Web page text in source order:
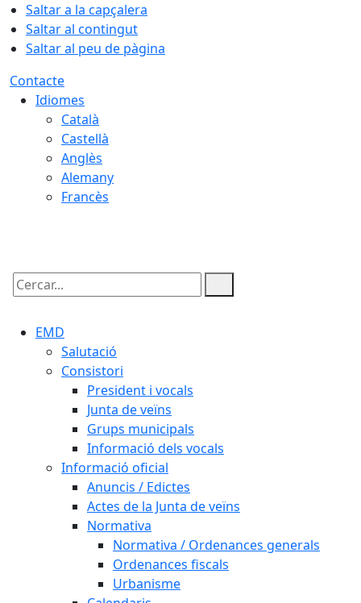
Saltar a la capçalera
Saltar al contingut
Saltar al peu de pàgina
Contacte
Idiomes
Català
Castellà
Anglès
Alemany
Francès
Cercar:
EMD
Salutació
Consistori
President i vocals
Junta de veïns
Grups municipals
Informació dels vocals
Informació oficial
Anuncis / Edictes
Actes de la Junta de veïns
Normativa
Normativa / Ordenances generals
Ordenances fiscals
Urbanisme